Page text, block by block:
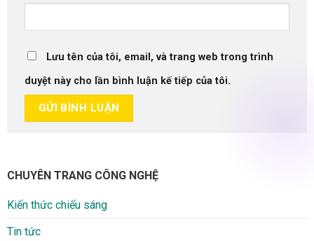
Lưu tên của tôi, email, và trang web trong trình
duyệt này cho lần bình luận kế tiếp của tôi.
CHUYÊN TRANG CÔNG NGHỆ
Kiến thức chiếu sáng
Tin tức